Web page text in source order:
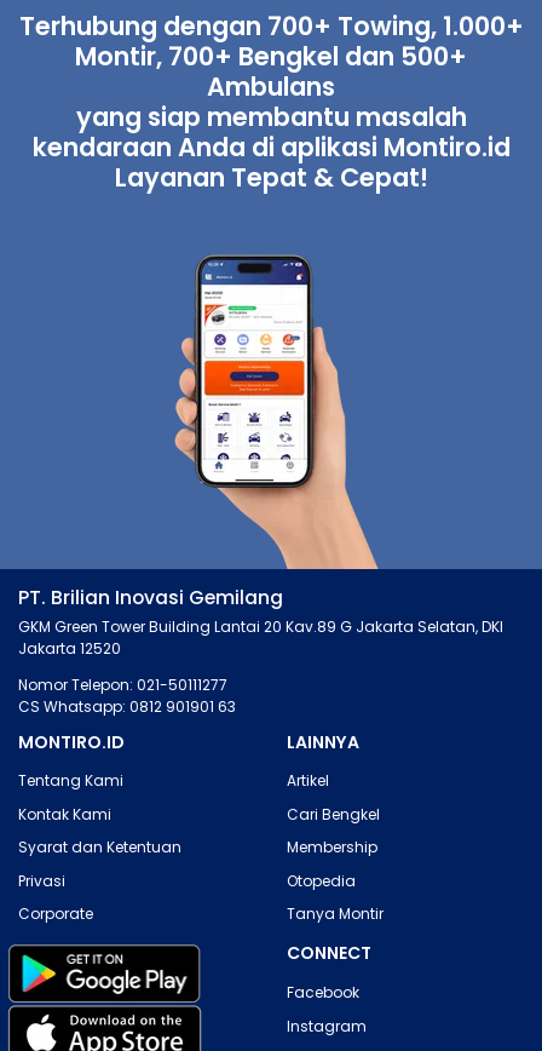
Terhubung dengan 700+ Towing, 1.000+
Montir, 700+ Bengkel dan 500+
Ambulans
yang siap membantu masalah
kendaraan Anda di aplikasi Montiro.id
Layanan Tepat & Cepat!
PT. Brilian Inovasi Gemilang
GKM Green Tower Building Lantai 20 Kav.89 G Jakarta Selatan, DKI
Jakarta 12520
Nomor Telepon: 021-50111277
CS Whatsapp: 0812 901901 63
MONTIRO.ID
Tentang Kami
Kontak Kami
Syarat dan Ketentuan
Privasi
Corporate
LAINNYA
Artikel
Cari Bengkel
Membership
Otopedia
Tanya Montir
CONNECT
Facebook
Instagram